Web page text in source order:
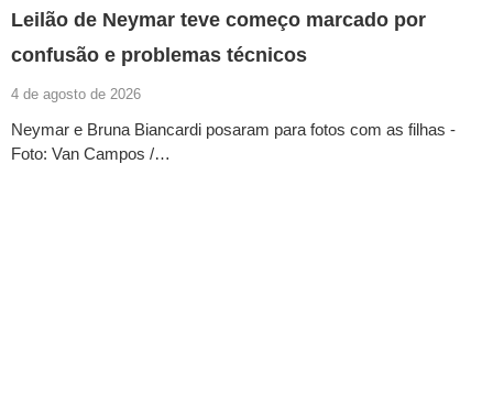
Leilão de Neymar teve começo marcado por
confusão e problemas técnicos
4 de agosto de 2026
Neymar e Bruna Biancardi posaram para fotos com as filhas -
Foto: Van Campos /…